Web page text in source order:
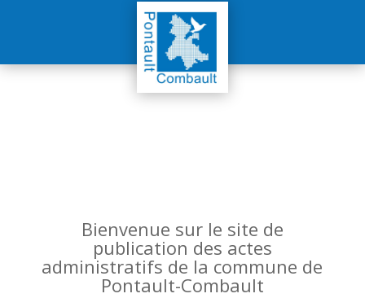
Bienvenue sur le site de
publication des actes
administratifs de la commune de
Pontault-Combault